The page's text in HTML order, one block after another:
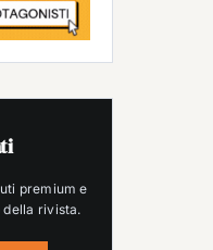
premium e
della rivista.